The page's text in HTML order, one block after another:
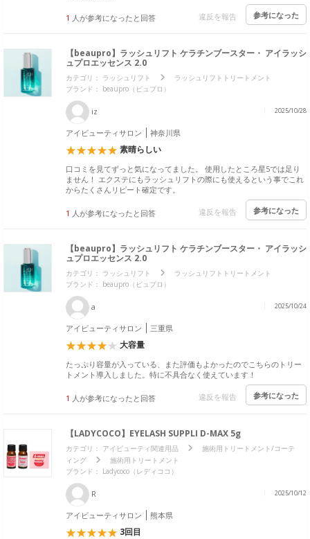
1 人が参考になったと回答 違反を報告 参考になった
【beaupro】ラッシュリフト ケラチンブースター・ アイラッシ
ュプロエッセンス 2.0
カテゴリ： ラッシュリフト
ラッシュリフトトリートメント
ブランド： beaupro（ビュプロ）
iz 2025/10/28
アイビューティサロン 神奈川県
素晴らしい
口コミを見てずっと気になってました。 使用したところ星5では足り
ません！ エクステにもラッシュリフトの際にも使えるという事でこれ
からたくさんリピート確定です。
1 人が参考になったと回答 違反を報告 参考になった
【beaupro】ラッシュリフト ケラチンブースター・ アイラッシ
ュプロエッセンス 2.0
カテゴリ： ラッシュリフト
ラッシュリフトトリートメント
ブランド： beaupro（ビュプロ）
a 2025/10/24
アイビューティサロン 三重県
大容量
たっぷり容量が入っている、また評価もよかったのでこちらのトリー
トメント導入しました。特に不具合なく使えています！
1 人が参考になったと回答 違反を報告 参考になった
【LADYCOCO】EYELASH SUPPLI D-MAX 5g
カテゴリ： アイビューティ関連用品
施術用トリートメント/コーテ
ィング
施術用トリートメント
ブランド： Ladycoco（レディココ）
R 2025/10/12
アイビューティサロン 熊本県
3回目